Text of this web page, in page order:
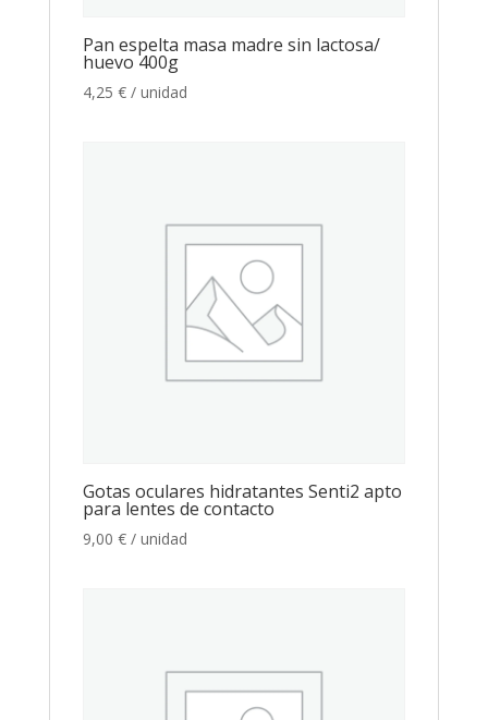
Pan espelta masa madre sin lactosa/
huevo 400g
4,25 € / unidad
Gotas oculares hidratantes Senti2 apto
para lentes de contacto
9,00 € / unidad